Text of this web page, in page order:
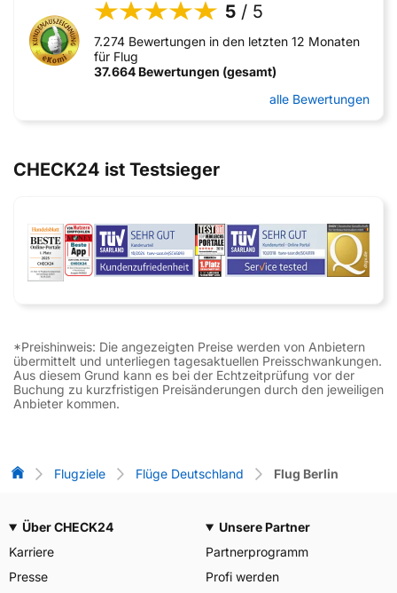
5 / 5
7.274 Bewertungen in den letzten 12 Monaten
für Flug
37.664 Bewertungen (gesamt)
alle Bewertungen
CHECK24 ist Testsieger
*Preishinweis: Die angezeigten Preise werden von Anbietern
übermittelt und unterliegen tagesaktuellen Preisschwankungen.
Aus diesem Grund kann es bei der Echtzeitprüfung vor der
Buchung zu kurzfristigen Preisänderungen durch den jeweiligen
Anbieter kommen.
Flug-Vergleich
Flugziele Flüge Deutschland Flug Berlin
Über CHECK24
Karriere
Presse
Unsere Partner
Partnerprogramm
Profi werden